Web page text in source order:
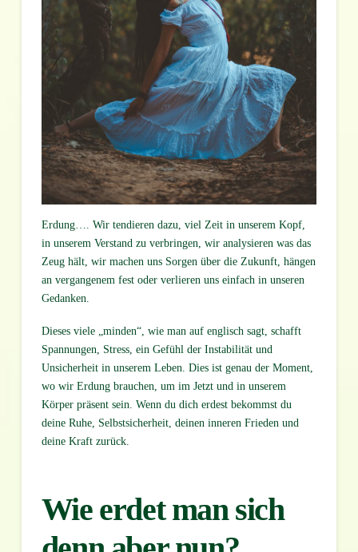
Erdung…. Wir tendieren dazu, viel Zeit in unserem Kopf,
in unserem Verstand zu verbringen, wir analysieren was das
Zeug hält, wir machen uns Sorgen über die Zukunft, hängen
an vergangenem fest oder verlieren uns einfach in unseren
Gedanken.
Dieses viele „minden“, wie man auf englisch sagt, schafft
Spannungen, Stress, ein Gefühl der Instabilität und
Unsicherheit in unserem Leben. Dies ist genau der Moment,
wo wir Erdung brauchen, um im Jetzt und in unserem
Körper präsent sein. Wenn du dich erdest bekommst du
deine Ruhe, Selbstsicherheit, deinen inneren Frieden und
deine Kraft zurück.
Wie erdet man sich